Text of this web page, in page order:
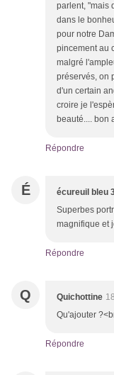
parlent, "mais
dans le
pour notre
pincement au
malgré
préservés, on
d'un certain
croire je
beauté.... bon
Répondre
É écureuil bleu
Superbes
magnifique et
Répondre
Q Quichottine
Qu'ajouter
Répondre